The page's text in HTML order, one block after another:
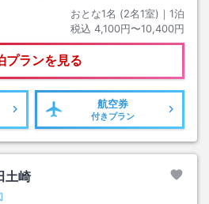
おとな1名 (2名1室)｜ 1泊
税込 4,100円〜10,400円
プランを見る
航空券
付きプラン
土崎